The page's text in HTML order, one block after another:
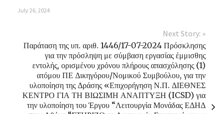
July 26, 2024
Next Story: »
Παράταση της υπ. αριθ. 1446/17-07-2024 Πρόσκλησης
για την πρόσληψη με σύμβαση εργασίας έμμισθης
εντολής, ορισμένου χρόνου πλήρους απασχόλησης (1)
ατόμου ΠΕ Δικηγόρου/Νομικού Συμβούλου, για την
υλοποίηση της Δράσης «Επιχορήγηση Ν.Π. ΔΙΕΘΝΕΣ
ΚΕΝΤΡΟ ΓΙΑ ΤΗ ΒΙΩΣΙΜΗ ΑΝΑΠΤΥΞΗ (ICSD) για
την υλοποίηση του Έργου “Λειτουργία Μονάδας ΕΔΗΔ